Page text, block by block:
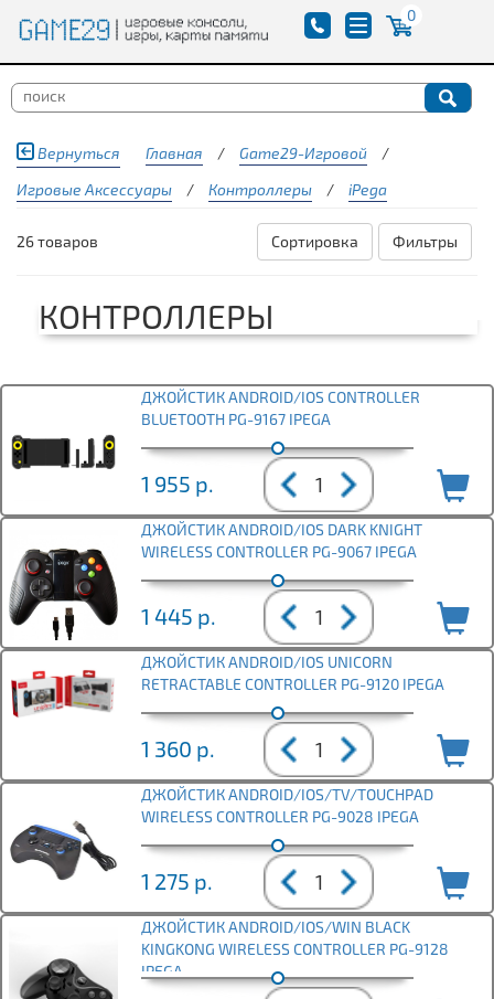
0
Вернуться Главная / Game29-Игровой
/
Игровые Аксессуары
/ Контроллеры / iPega
26 товаров Фильтры
Сортировка
КОНТРОЛЛЕРЫ
ДЖОЙСТИК ANDROID/IOS CONTROLLER
BLUETOOTH PG-9167 IPEGA
1 955 р.
ДЖОЙСТИК ANDROID/IOS DARK KNIGHT
WIRELESS CONTROLLER PG-9067 IPEGA
1 445 р.
ДЖОЙСТИК ANDROID/IOS UNICORN
RETRACTABLE CONTROLLER PG-9120 IPEGA
1 360 р.
ДЖОЙСТИК ANDROID/IOS/TV/TOUCHPAD
WIRELESS CONTROLLER PG-9028 IPEGA
1 275 р.
ДЖОЙСТИК ANDROID/IOS/WIN BLACK
KINGKONG WIRELESS CONTROLLER PG-9128
IPEGA